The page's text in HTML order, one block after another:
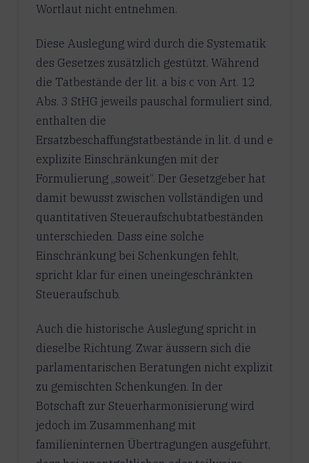
Wortlaut nicht entnehmen.
Diese Auslegung wird durch die Systematik
des Gesetzes zusätzlich gestützt. Während
die Tatbestände der lit. a bis c von Art. 12
Abs. 3 StHG jeweils pauschal formuliert sind,
enthalten die
Ersatzbeschaffungstatbestände in lit. d und e
explizite Einschränkungen mit der
Formulierung „soweit“. Der Gesetzgeber hat
damit bewusst zwischen vollständigen und
quantitativen Steueraufschubtatbeständen
unterschieden. Dass eine solche
Einschränkung bei Schenkungen fehlt,
spricht klar für einen uneingeschränkten
Steueraufschub.
Auch die historische Auslegung spricht in
dieselbe Richtung. Zwar äussern sich die
parlamentarischen Beratungen nicht explizit
zu gemischten Schenkungen. In der
Botschaft zur Steuerharmonisierung wird
jedoch im Zusammenhang mit
familieninternen Übertragungen ausgeführt,